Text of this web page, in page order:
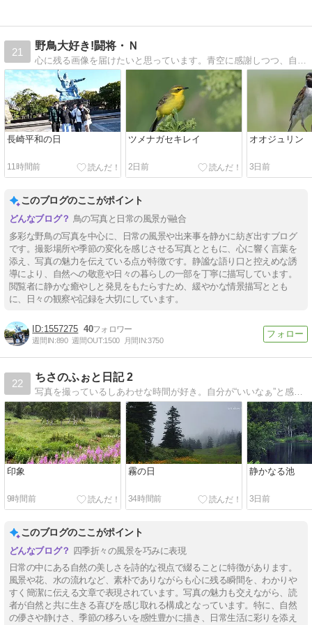
21
野鳥大好き!闘将・Ｎ
長崎平和の日
11時間前
ツメナガセキレイ
2日前
オオジュリン
3日前
このブログのここがポイント
鳥の写真と日常の風景が融合
多彩な野鳥の写真を中心に、日常の風景や出来事を静かに紡ぎ出すブログ
です。撮影場所や季節の変化を感じさせる写真とともに、心に響く言葉を
添え、写真の魅力を伝えている点が特徴です。静謐な語り口と控えめな誘
導により、自然への敬意や日々の暮らしの一部を丁寧に描写しています。
閲覧者に静かな癒やしと発見をもたらすため、緩やかな情景描写ととも
に、日々の観察や記録を大切にしています。
1557275 40
週間IN:890 週間OUT:1500 月間IN:3750
22
ちさのふぉと日記 2
写真を撮っているしあわせな時間が好き。自分が“いいなぁ”と感じたものの記録です、時々陶芸や俳句も。
印象
9時間前
霧の日
34時間前
静かなる池
3日前
このブログのここがポイント
四季折々の風景を巧みに表現
日常の中にある自然の美しさを詩的な視点で綴ることに特徴があります。
風景や花、水の流れなど、素朴でありながらも心に残る瞬間を、わかりや
すく簡潔に伝える文章で表現されています。写真の魅力も交えながら、読
者が自然と共に生きる喜びを感じ取れる構成となっています。特に、自然
の儚さや静けさ、季節の移ろいを感性豊かに描き、日常生活に彩りを添え